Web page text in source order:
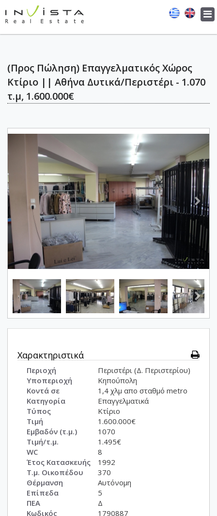
(Προς Πώληση) Επαγγελματικός Χώρος
Κτίριο || Αθήνα Δυτικά/Περιστέρι - 1.070
τ.μ, 1.600.000€
Χαρακτηριστικά
Περιοχή
Περιστέρι (Δ. Περιστερίου)
Υποπεριοχή
Κηπούπολη
Κοντά σε
1,4 χλμ απο σταθμό metro
Κατηγορία
Επαγγελματικά
Τύπος
Κτίριο
Τιμή
1.600.000€
Εμβαδόν (τ.μ.)
1070
Τιμή/τ.μ.
1.495€
WC
8
Έτος Κατασκευής
1992
Τ.μ. Οικοπέδου
370
Θέρμανση
Αυτόνομη
Επίπεδα
5
ΠΕΑ
Δ
Κωδικός
1790887